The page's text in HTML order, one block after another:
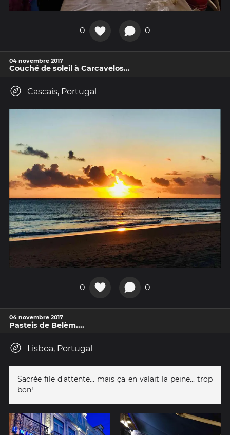
0 0
04 novembre 2017
Couché de soleil à Carcavelos...
Cascais, Portugal
0 0
04 novembre 2017
Pasteis de Belèm....
Lisboa, Portugal
Sacrée file d'attente... mais ça en valait la peine... trop
bon!